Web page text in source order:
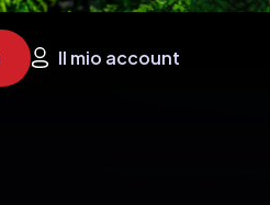
Il mio account